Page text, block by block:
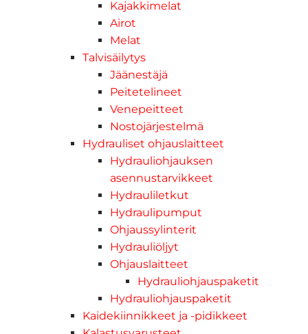
Kajakkimelat
Airot
Melat
Talvisäilytys
Jäänestäjä
Peitetelineet
Venepeitteet
Nostojärjestelmä
Hydrauliset ohjauslaitteet
Hydrauliohjauksen
asennustarvikkeet
Hydrauliletkut
Hydraulipumput
Ohjaussylinterit
Hydrauliöljyt
Ohjauslaitteet
Hydrauliohjauspaketit
Hydrauliohjauspaketit
Kaidekiinnikkeet ja -pidikkeet